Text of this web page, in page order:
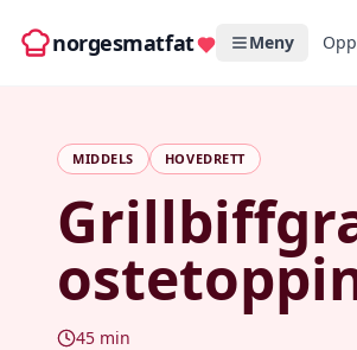
norgesmatfat Meny
MIDDELS HOVEDRETT
45 min